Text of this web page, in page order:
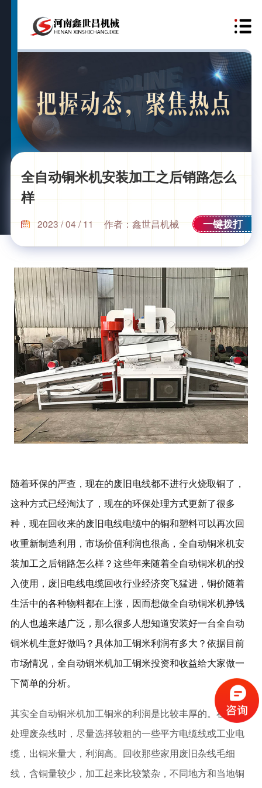
全自动铜米机安装加工之后销路怎么
样
2023 / 04 / 11 作者：鑫世昌机械 一键拨打
随着环保的严查，现在的废旧电线都不进行火烧取铜了，
这种方式已经淘汰了，现在的环保处理方式更新了很多
种，现在回收来的废旧电线电缆中的铜和塑料可以再次回
收重新制造利用，市场价值利润也很高，全自动铜米机安
装加工之后销路怎么样？这些年来随着全自动铜米机的投
入使用，废旧电线电缆回收行业经济突飞猛进，铜价随着
生活中的各种物料都在上涨，因而想做全自动铜米机挣钱
的人也越来越广泛，那么很多人想知道安装好一台全自动
铜米机生意好做吗？具体加工铜米利润有多大？依据目前
市场情况，全自动铜米机加工铜米投资和收益给大家做一
下简单的分析。
其实全自动铜米机加工铜米的利润是比较丰厚的。在回收
处理废杂线时，尽量选择较粗的一些平方电缆线或工业电
缆，出铜米量大，利润高。回收那些家用废旧杂线毛细
线，含铜量较少，加工起来比较繁杂，不同地方和当地铜